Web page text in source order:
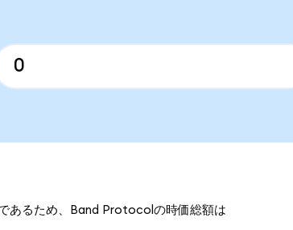
あるため、Band Protocolの時価総額は